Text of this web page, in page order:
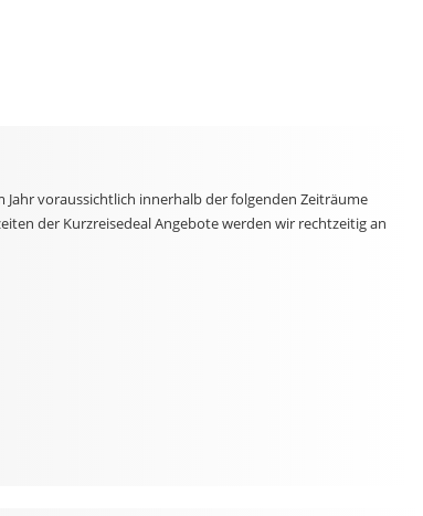
voraussichtlich innerhalb der folgenden Zeiträume
der Kurzreisedeal Angebote werden wir rechtzeitig an